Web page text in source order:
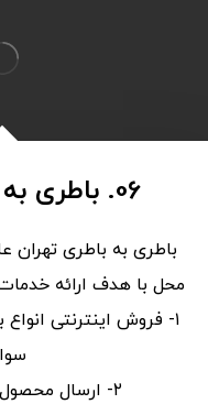
06. باطری به باطری تهران
باطری به باطری تهران
محل با هدف ارائه
۱- فروش اینترنتی
۲- ارسال محصول به محل مشتری